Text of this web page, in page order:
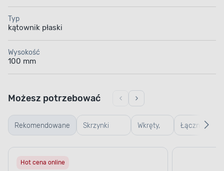
Typ
kątownik płaski
Wysokość
100 mm
Rekomendowane Skrzynki
warsztatowe
Wkręty,
gwoździe
Łączniki,
kątowniki,
Możesz potrzebować
Hot cena online